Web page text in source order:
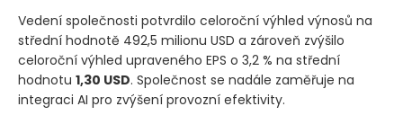
Vedení společnosti potvrdilo celoroční výhled výnosů na
střední hodnotě 492,5 milionu USD a zároveň zvýšilo
celoroční výhled upraveného EPS o 3,2 % na střední
hodnotu 1,30 USD. Společnost se nadále zaměřuje na
integraci AI pro zvýšení provozní efektivity.